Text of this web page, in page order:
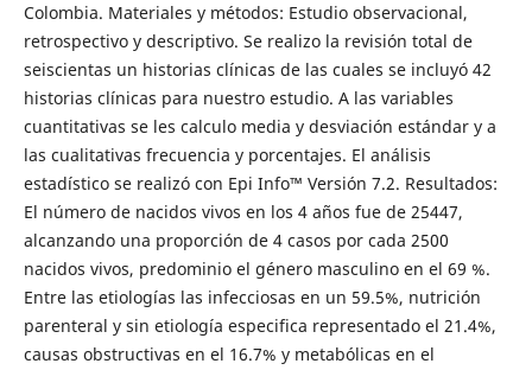
Colombia. Materiales y métodos: Estudio observacional,
retrospectivo y descriptivo. Se realizo la revisión total de
seiscientas un historias clínicas de las cuales se incluyó 42
historias clínicas para nuestro estudio. A las variables
cuantitativas se les calculo media y desviación estándar y a
las cualitativas frecuencia y porcentajes. El análisis
estadístico se realizó con Epi Info™ Versión 7.2. Resultados:
El número de nacidos vivos en los 4 años fue de 25447,
alcanzando una proporción de 4 casos por cada 2500
nacidos vivos, predominio el género masculino en el 69 %.
Entre las etiologías las infecciosas en un 59.5%, nutrición
parenteral y sin etiología especifica representado el 21.4%,
causas obstructivas en el 16.7% y metabólicas en el